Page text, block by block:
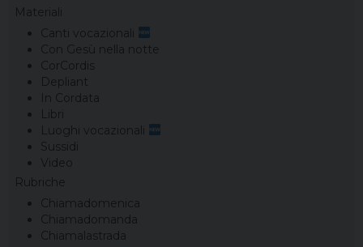
Materiali
Canti vocazionali
Con Gesù nella notte
CorCordis
Depliant
In Cordata
Libri
Luoghi vocazionali
Sussidi
Video
Rubriche
Chiamadomenica
Chiamadomanda
Chiamalastrada